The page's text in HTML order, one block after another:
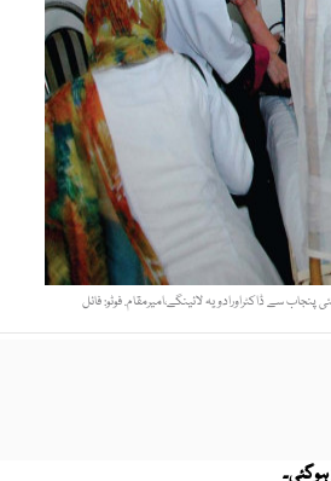
سے ڈاکٹراورادویہ لائینگے،امیرمقام. فوٹو: فائل